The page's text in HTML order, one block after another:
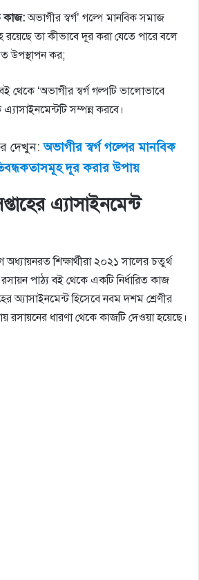
কাজ:অভাগীর স্বর্গ’ গল্পে মানবিক সমাজ
রয়েছে তা কীভাবে দূর করা যেতে পারে বলে
উপস্থাপন কর;
থেকে ‘অভাগীর স্বর্গ গল্পটি ভালােভাবে
সম্পন্ন করবে।
দেখুন:অভাগীর স্বর্গ গল্পের মানবিক
দূর করার উপায়
এ্যাসাইনমেন্ট
অধ্যায়নরত শিক্ষার্থীরা ২০২১ সালের চতুর্থ
রসায়ন পাঠ্য বই থেকে একটি নির্ধারিত কাজ
অ্যাসাইনমেন্ট হিসেবে নবম দশম শ্রেণীর
রসায়নের ধারণা থেকে কাজটি দেওয়া হয়েছে।